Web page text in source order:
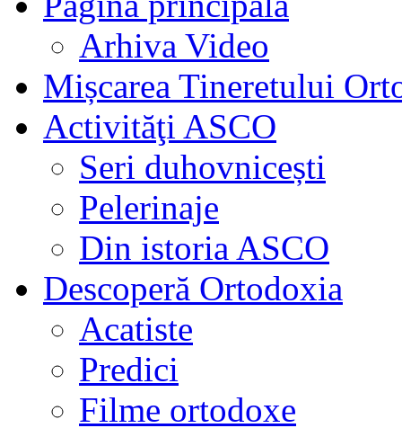
Arhiva Video
Mișcarea Tineretului
Activităţi ASCO
Seri duhovnicești
Pelerinaje
Din istoria ASCO
Descoperă Ortodoxia
Acatiste
Predici
Filme ortodoxe